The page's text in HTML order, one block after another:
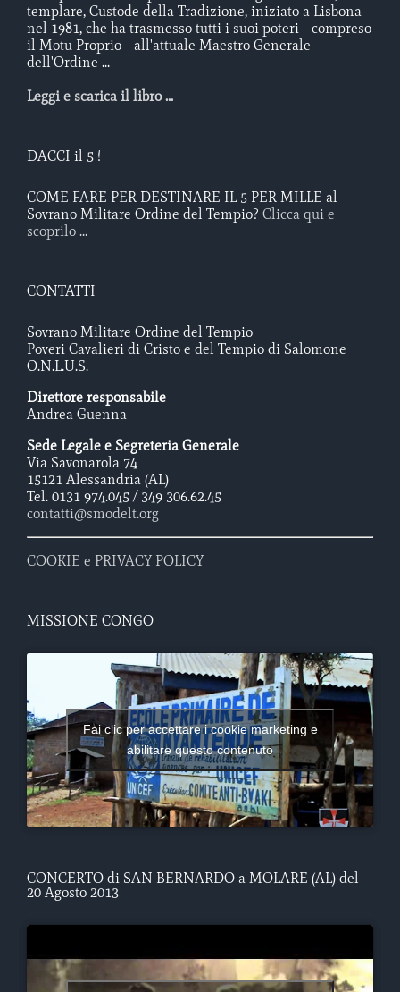
templare, Custode della Tradizione, iniziato a Lisbona
nel 1981, che ha trasmesso tutti i suoi poteri - compreso
il Motu Proprio - all'attuale Maestro Generale
dell'Ordine ...
Leggi e scarica il libro ...
DACCI il 5 !
COME FARE PER DESTINARE IL 5 PER MILLE al
Sovrano Militare Ordine del Tempio? Clicca qui e
scoprilo ...
CONTATTI
Sovrano Militare Ordine del Tempio
Poveri Cavalieri di Cristo e del Tempio di Salomone
O.N.L.U.S.
Direttore responsabile
Andrea Guenna
Sede Legale e Segreteria Generale
Via Savonarola 74
15121 Alessandria (AL)
Tel. 0131 974.045 / 349 306.62.45
contatti@smodelt.org
COOKIE e PRIVACY POLICY
MISSIONE CONGO
Fai clic per accettare i cookie marketing e
abilitare questo contenuto
CONCERTO di SAN BERNARDO a MOLARE (AL) del
20 Agosto 2013